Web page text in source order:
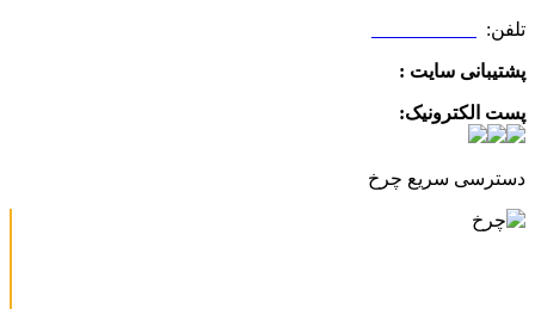
تلفن:
پشتیبانی سایت :
پست الکترونیک:
دسترسی سریع چرخ